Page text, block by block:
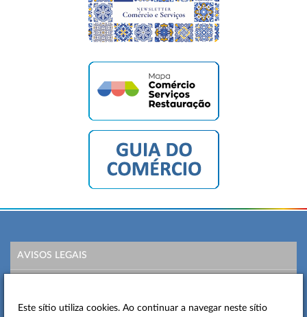
AVISOS LEGAIS
MAPA DO SITE
Este sítio utiliza cookies. Ao continuar a navegar neste sítio